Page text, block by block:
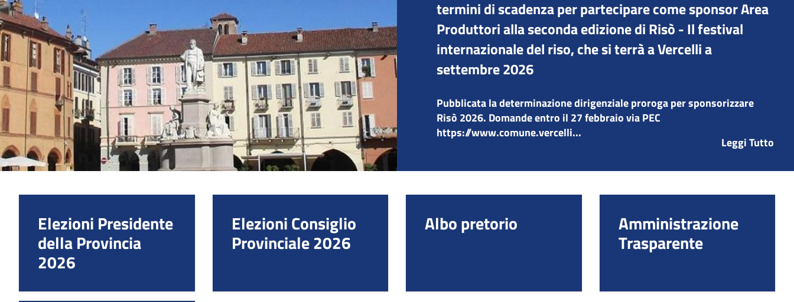
termini di scadenza per partecipare come sponsor Area
Produttori alla seconda edizione di Risò - Il festival
internazionale del riso, che si terrà a Vercelli a
settembre 2026
Pubblicata la determinazione dirigenziale proroga per sponsorizzare
Risò 2026. Domande entro il 27 febbraio via PEC
https://www.comune.vercelli...
Leggi Tutto
Elezioni Presidente
della Provincia
2026
Elezioni Consiglio
Provinciale 2026
Albo pretorio Amministrazione
Trasparente